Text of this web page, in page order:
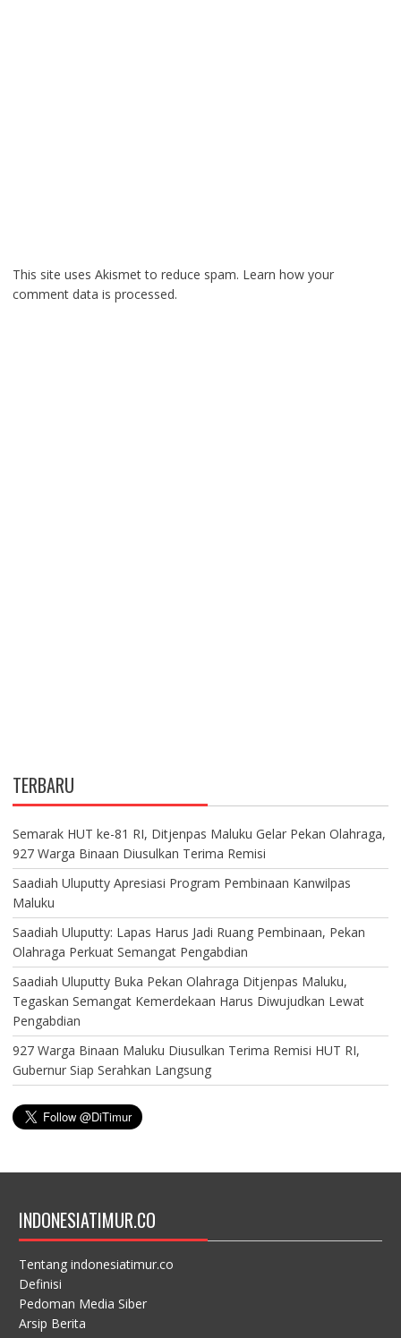
This site uses Akismet to reduce spam. Learn how your
comment data is processed.
TERBARU
Semarak HUT ke-81 RI, Ditjenpas Maluku Gelar Pekan Olahraga,
927 Warga Binaan Diusulkan Terima Remisi
Saadiah Uluputty Apresiasi Program Pembinaan Kanwilpas
Maluku
Saadiah Uluputty: Lapas Harus Jadi Ruang Pembinaan, Pekan
Olahraga Perkuat Semangat Pengabdian
Saadiah Uluputty Buka Pekan Olahraga Ditjenpas Maluku,
Tegaskan Semangat Kemerdekaan Harus Diwujudkan Lewat
Pengabdian
927 Warga Binaan Maluku Diusulkan Terima Remisi HUT RI,
Gubernur Siap Serahkan Langsung
INDONESIATIMUR.CO
Tentang indonesiatimur.co
Definisi
Pedoman Media Siber
Arsip Berita